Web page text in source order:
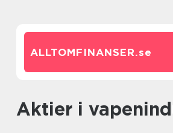
ALLTOMFINANSER.se
aktier i